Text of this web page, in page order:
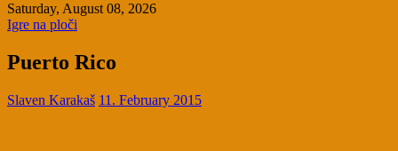
Saturday, August 08, 2026
Igre na ploči
Puerto Rico
Slaven Karakaš 11. February 2015